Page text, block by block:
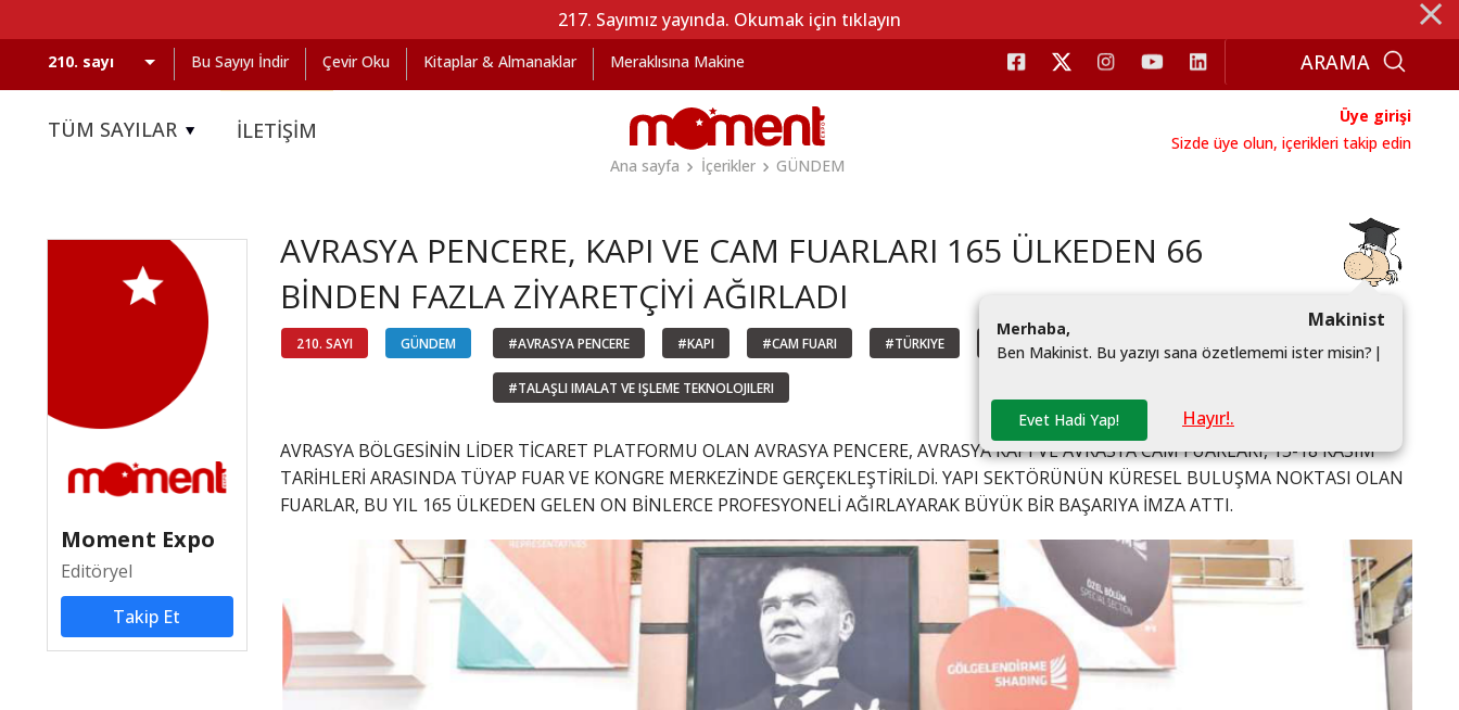
217. Sayımız yayında. Okumak için tıklayın ⨯
Bu Sayıyı İndir Çevir Oku Kitaplar & Almanaklar Meraklısına Makine
TÜM SAYILAR İLETİŞİM
Üye girişi
Sizde üye olun, içerikleri takip edin
Ana sayfa
İçerikler GÜNDEM
Moment Expo
Editöryel
Takip Et
AVRASYA PENCERE, KAPI VE CAM FUARLARI 165 ÜLKEDEN 66
BİNDEN FAZLA ZİYARETÇİYİ AĞIRLADI
210. SAYI GÜNDEM #AVRASYA PENCERE #KAPI #CAM FUARI #TÜRKIYE #FUAR #IHRACAT
#TALAŞLI IMALAT VE IŞLEME TEKNOLOJILERI
Makinist
Merhaba,
Ben Makinist. Bu yazıyı sana özetlememi ister misin? |
Evet Hadi Yap!
Hayır!.
AVRASYA BÖLGESİNİN LİDER TİCARET PLATFORMU OLAN AVRASYA PENCERE, AVRASYA KAPI VE AVRASYA CAM FUARLARI, 15-18 KASIM
TARİHLERİ ARASINDA TÜYAP FUAR VE KONGRE MERKEZİNDE GERÇEKLEŞTİRİLDİ. YAPI SEKTÖRÜNÜN KÜRESEL BULUŞMA NOKTASI OLAN
FUARLAR, BU YIL 165 ÜLKEDEN GELEN ON BİNLERCE PROFESYONELİ AĞIRLAYARAK BÜYÜK BİR BAŞARIYA İMZA ATTI.